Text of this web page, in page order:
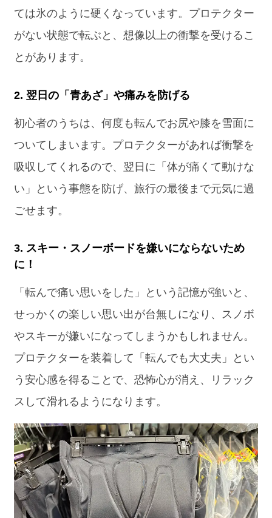
ては氷のように硬くなっています。プロテクター
がない状態で転ぶと、想像以上の衝撃を受けるこ
とがあります。
2. 翌日の「青あざ」や痛みを防げる
初心者のうちは、何度も転んでお尻や膝を雪面に
ついてしまいます。プロテクターがあれば衝撃を
吸収してくれるので、翌日に「体が痛くて動けな
い」という事態を防げ、旅行の最後まで元気に過
ごせます。
3. スキー・スノーボードを嫌いにならないため
に！
「転んで痛い思いをした」という記憶が強いと、
せっかくの楽しい思い出が台無しになり、スノボ
やスキーが嫌いになってしまうかもしれません。
プロテクターを装着して「転んでも大丈夫」とい
う安心感を得ることで、恐怖心が消え、リラック
スして滑れるようになります。